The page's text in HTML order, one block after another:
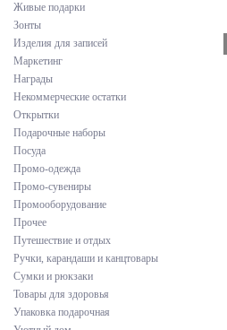
Живые подарки
Зонты
Изделия для записей
Маркетинг
Награды
Некоммерческие остатки
Открытки
Подарочные наборы
Посуда
Промо-одежда
Промо-сувениры
Промооборудование
Прочее
Путешествие и отдых
Ручки, карандаши и канцтовары
Сумки и рюкзаки
Товары для здоровья
Упаковка подарочная